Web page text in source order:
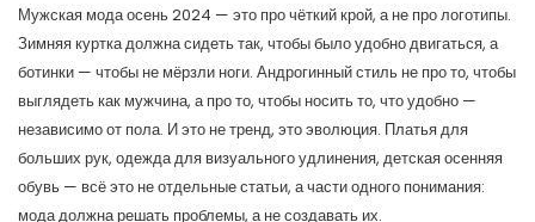
Мужская мода осень 2024 — это про чёткий крой, а не про логотипы.
Зимняя куртка должна сидеть так, чтобы было удобно двигаться, а
ботинки — чтобы не мёрзли ноги. Андрогинный стиль не про то, чтобы
выглядеть как мужчина, а про то, чтобы носить то, что удобно —
независимо от пола. И это не тренд, это эволюция. Платья для
больших рук, одежда для визуального удлинения, детская осенняя
обувь — всё это не отдельные статьи, а части одного понимания:
мода должна решать проблемы, а не создавать их.